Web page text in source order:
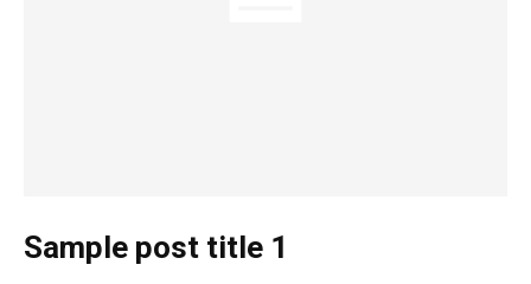
Sample post title 1